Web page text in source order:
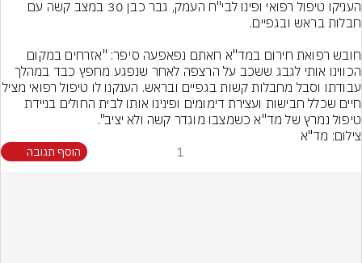
עבודתו וסבל מחבלות קשות בגפיים
חיים שכלל חבישות ועצירת דימומים ופינינו אותו לבית החולים בניידת
טיפול נמרץ של מד"א כשמצבו מוגדר קשה ולא יציב".
צילום: מד"א
1 הוסף תגובה